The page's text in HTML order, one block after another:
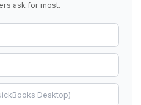
ask for most.